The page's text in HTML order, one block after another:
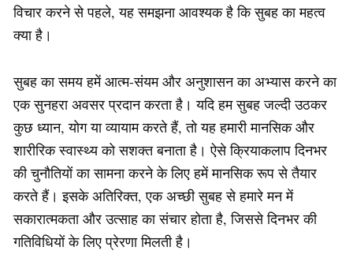
विचार करने से पहले, यह समझना आवश्यक है कि सुबह का महत्व
क्या है।
सुबह का समय हमें आत्म-संयम और अनुशासन का अभ्यास करने का
एक सुनहरा अवसर प्रदान करता है। यदि हम सुबह जल्दी उठकर
कुछ ध्यान, योग या व्यायाम करते हैं, तो यह हमारी मानसिक और
शारीरिक स्वास्थ्य को सशक्त बनाता है। ऐसे क्रियाकलाप दिनभर
की चुनौतियों का सामना करने के लिए हमें मानसिक रूप से तैयार
करते हैं। इसके अतिरिक्त, एक अच्छी सुबह से हमारे मन में
सकारात्मकता और उत्साह का संचार होता है, जिससे दिनभर की
गतिविधियों के लिए प्रेरणा मिलती है।